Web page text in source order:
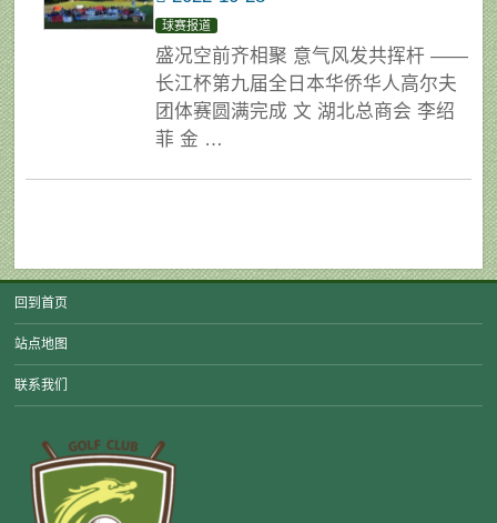
球赛报道
盛况空前齐相聚 意气风发共挥杆 ——
长江杯第九届全日本华侨华人高尔夫
团体赛圆满完成 文 湖北总商会 李绍
菲 金 …
回到首页
站点地图
联系我们